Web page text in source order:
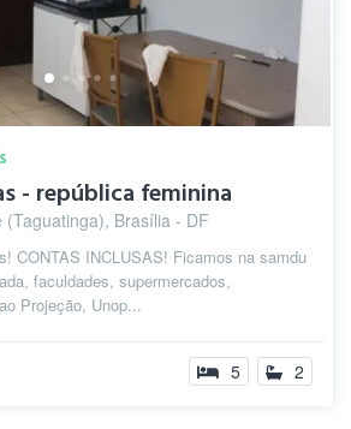
- república feminina
(Taguatinga), Brasília - DF
CONTAS INCLUSAS! Ficamos na samdu
faculdades, supermercados,
Projeção, Unop...
5 2